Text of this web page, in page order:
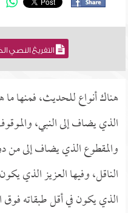
التفريغ النصي
هناك أنواع للحديث، فمنها ما
الذي يضاف إلى النبي،
والمقطوع الذي يضاف إلى من
الناقل، وفيها العزيز الذي
الذي يكون في أقل طبقاته